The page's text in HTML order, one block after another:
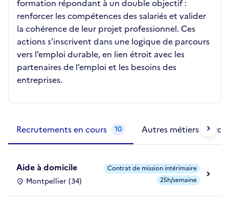
formation répondant à un double objectif :
renforcer les compétences des salariés et valider
la cohérence de leur projet professionnel. Ces
actions s’inscrivent dans une logique de parcours
vers l’emploi durable, en lien étroit avec les
partenaires de l’emploi et les besoins des
entreprises.
Recrutements en cours 10 Autres métiers
Aide à domicile
Montpellier (34)
Contrat de mission intérimaire
25h/semaine